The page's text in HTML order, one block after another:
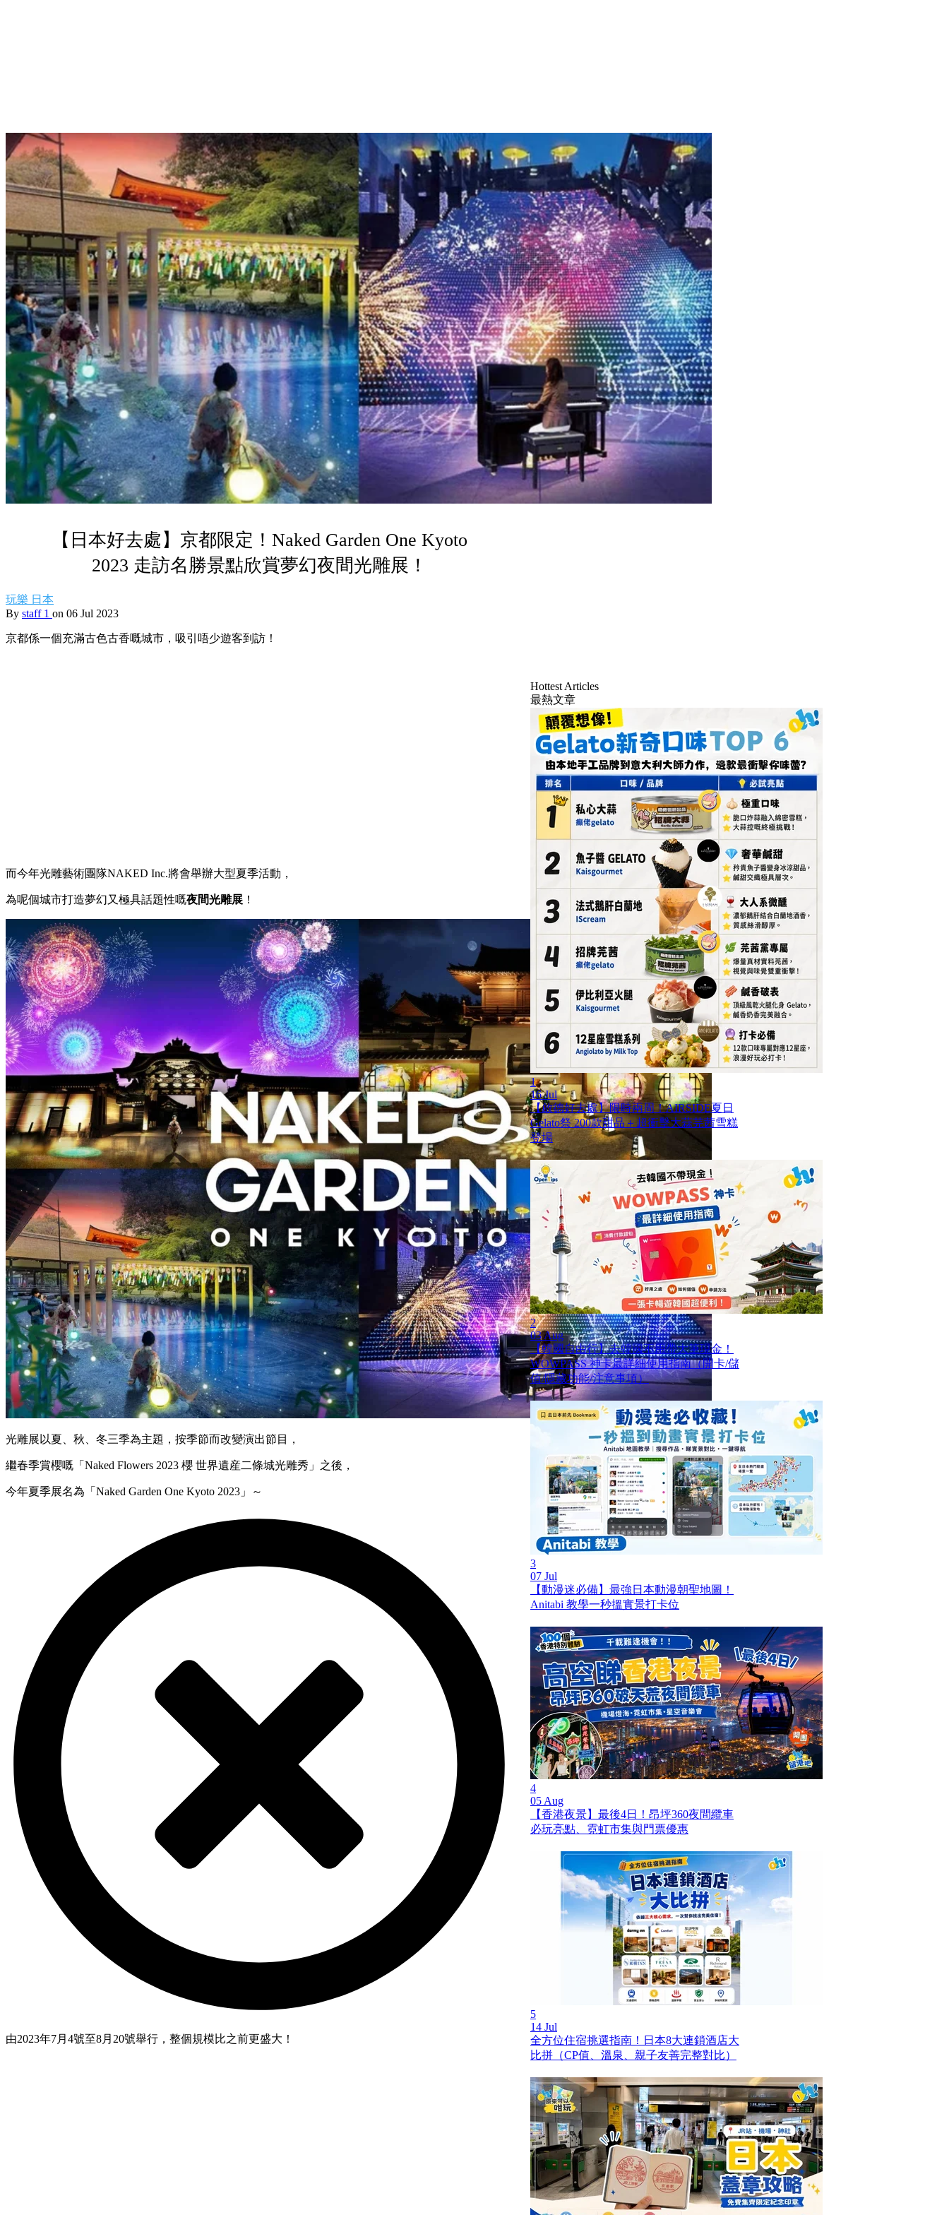
【日本好去處】京都限定！Naked Garden One Kyoto
2023 走訪名勝景點欣賞夢幻夜間光雕展！
玩樂 日本
By staff 1 on 06 Jul 2023
京都係一個充滿古色古香嘅城市，吸引唔少遊客到訪！
而今年光雕藝術團隊NAKED Inc.將會舉辦大型夏季活動，
為呢個城市打造夢幻又極具話題性嘅夜間光雕展 ！
光雕展以夏、秋、冬三季為主題，按季節而改變演出節目，
繼春季賞櫻嘅「Naked Flowers 2023 櫻 世界遺産二條城光雕秀」之後，
今年夏季展名為「Naked Garden One Kyoto 2023」～
由2023年7月4號至8月20號舉行，整個規模比之前更盛大！
Hottest Articles
最熱文章
1
16 Jul
【啟德好去處】限時兩周！AIRSIDE夏日
Gelato祭 200款甜品＋超衝擊大蒜芫茜雪糕
登場
2
03 Aug
【韓國自由行】去韓國不用帶大筆現金！
WOWPASS 神卡最詳細使用指南（開卡/儲
值/隱藏功能/注意事項）
3
07 Jul
【動漫迷必備】最強日本動漫朝聖地圖！
Anitabi 教學一秒搵實景打卡位
4
05 Aug
【香港夜景】最後4日！昂坪360夜間纜車
必玩亮點、霓虹市集與門票優惠
5
14 Jul
全方位住宿挑選指南！日本8大連鎖酒店大
比拼（CP值、溫泉、親子友善完整對比）